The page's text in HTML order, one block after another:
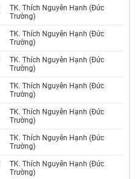
TK. Thích Nguyên Hạnh (Đức
Trường)
TK. Thích Nguyên Hạnh (Đức
Trường)
TK. Thích Nguyên Hạnh (Đức
Trường)
TK. Thích Nguyên Hạnh (Đức
Trường)
TK. Thích Nguyên Hạnh (Đức
Trường)
TK. Thích Nguyên Hạnh (Đức
Trường)
TK. Thích Nguyên Hạnh (Đức
Trường)